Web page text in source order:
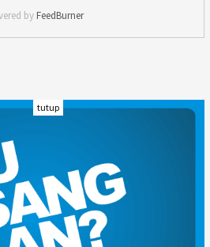
by FeedBurner
REDAKSI
DISCLAIMER
KONTAK KAMI
PEDOMAN MEDIA SIBER
tutup